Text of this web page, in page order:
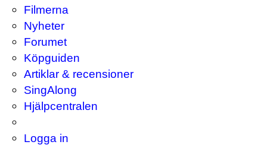
Filmerna
Nyheter
Forumet
Köpguiden
Artiklar & recensioner
SingAlong
Hjälpcentralen
Logga in